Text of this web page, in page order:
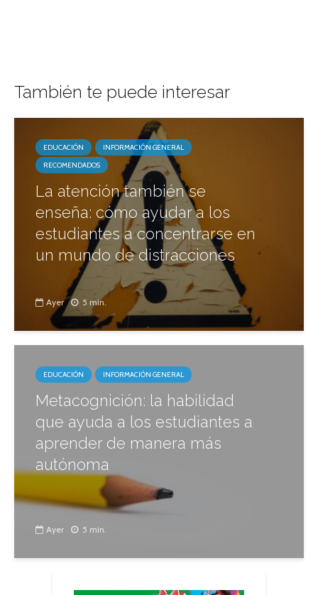
También te puede interesar
EDUCACIÓN
INFORMACIÓN GENERAL
RECOMENDADOS
La atención también se
enseña: cómo ayudar a los
estudiantes a concentrarse en
un mundo de distracciones
Ayer 5 min.
EDUCACIÓN INFORMACIÓN GENERAL
Metacognición: la habilidad
que ayuda a los estudiantes a
aprender de manera más
autónoma
Ayer 5 min.